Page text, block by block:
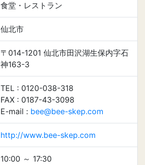
食堂・レストラン
仙北市
〒014-1201 仙北市田沢湖生保内字石
神163-3
TEL : 0120-038-318
FAX : 0187-43-3098
E-mail : bee@bee-skep.com
http://www.bee-skep.com
10:00 ～ 17:30